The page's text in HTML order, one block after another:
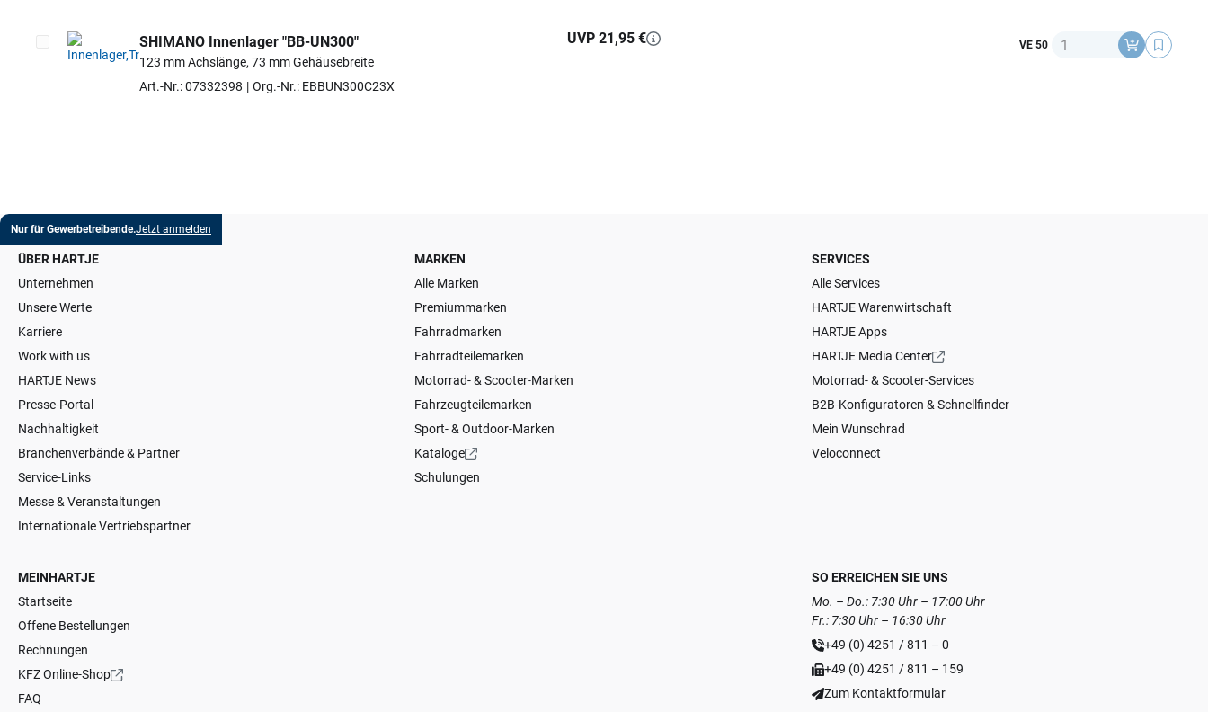
Artikel auswählen
SHIMANO Innenlager "BB-UN300"
123 mm Achslänge, 73 mm Gehäusebreite
Art.-Nr.: 07332398
Org.-Nr.: EBBUN300C23X
UVP 21,95 € VE 50 Anzahl
Nur für Gewerbetreibende.Jetzt anmelden
ÜBER HARTJE
Unternehmen
Unsere Werte
Karriere
Work with us
HARTJE News
Presse-Portal
Nachhaltigkeit
Branchenverbände & Partner
Service-Links
Messe & Veranstaltungen
Internationale Vertriebspartner
MARKEN
Alle Marken
Premiummarken
Fahrradmarken
Fahrradteilemarken
Motorrad- & Scooter-Marken
Fahrzeugteilemarken
Sport- & Outdoor-Marken
Kataloge
Schulungen
SERVICES
Alle Services
HARTJE Warenwirtschaft
HARTJE Apps
HARTJE Media Center
Motorrad- & Scooter-Services
B2B-Konfiguratoren & Schnellfinder
Mein Wunschrad
Veloconnect
MEINHARTJE
Startseite
Offene Bestellungen
Rechnungen
KFZ Online-Shop
FAQ
SO ERREICHEN SIE UNS
Mo. – Do.: 7:30 Uhr – 17:00 Uhr
Fr.: 7:30 Uhr – 16:30 Uhr
+49 (0) 4251 / 811 – 0
+49 (0) 4251 / 811 – 159
Zum Kontaktformular